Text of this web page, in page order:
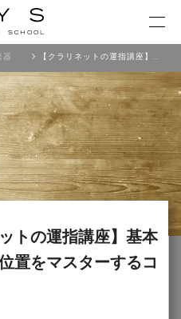
器 【クラリネットの運指講座】基本の指使いや位置をマスターするコツ
トの運指講座】基本
置をマスターするコ